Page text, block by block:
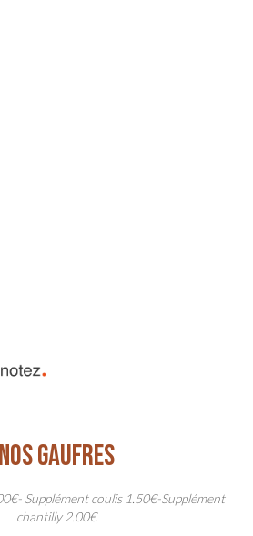
NOS GAUFRES
Supplément coulis 1.50€-Supplément
chantilly 2.00€